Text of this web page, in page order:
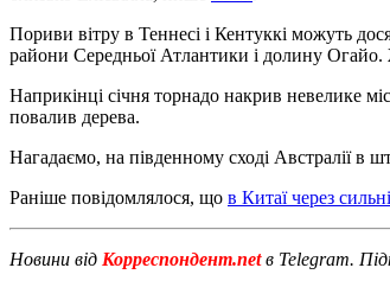
Пориви вітру в Теннесі і Кентуккі можуть
райони Середньої Атлантики і долину
Наприкінці січня торнадо накрив невелике
повалив дерева.
Нагадаємо, на південному сході Австралії в
Раніше повідомлялося, що в Китаї через
Новини від Корреспондент.netв Telegram.